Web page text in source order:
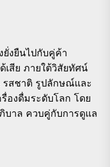
ยั่งยืนไปกับคู่ค้า
สีย ภายใต้วิสัยทัศน์
รสชาติ รูปลักษณ์และ
องดื่มระดับโลก โดย
บาล ควบคู่กับการดูแล